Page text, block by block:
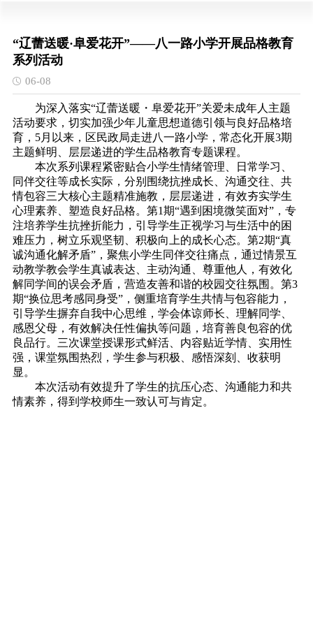
“辽蕾送暖·阜爱花开”——八一路小学开展品格教育
系列活动
06-08
为深入落实“辽蕾送暖・阜爱花开”关爱未成年人主题
活动要求，切实加强少年儿童思想道德引领与良好品格培
育，5月以来，区民政局走进八一路小学，常态化开展3期
主题鲜明、层层递进的学生品格教育专题课程。
本次系列课程紧密贴合小学生情绪管理、日常学习、
同伴交往等成长实际，分别围绕抗挫成长、沟通交往、共
情包容三大核心主题精准施教，层层递进，有效夯实学生
心理素养、塑造良好品格。第1期“遇到困境微笑面对”，专
注培养学生抗挫折能力，引导学生正视学习与生活中的困
难压力，树立乐观坚韧、积极向上的成长心态。第2期“真
诚沟通化解矛盾”，聚焦小学生同伴交往痛点，通过情景互
动教学教会学生真诚表达、主动沟通、尊重他人，有效化
解同学间的误会矛盾，营造友善和谐的校园交往氛围。第3
期“换位思考感同身受”，侧重培育学生共情与包容能力，
引导学生摒弃自我中心思维，学会体谅师长、理解同学、
感恩父母，有效解决任性偏执等问题，培育善良包容的优
良品行。三次课堂授课形式鲜活、内容贴近学情、实用性
强，课堂氛围热烈，学生参与积极、感悟深刻、收获明
显。
本次活动有效提升了学生的抗压心态、沟通能力和共
情素养，得到学校师生一致认可与肯定。